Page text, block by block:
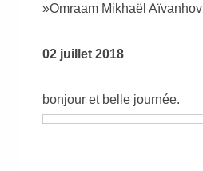
»Omraam Mikhaël Aïvanhov
02 juillet 2018
bonjour et belle journée.